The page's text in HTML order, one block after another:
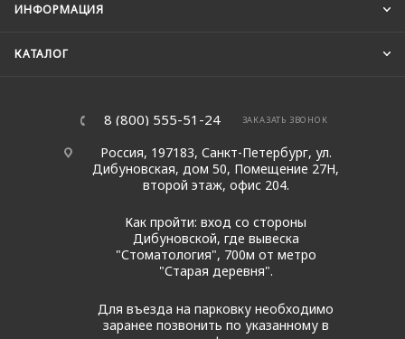
ИНФОРМАЦИЯ
КАТАЛОГ
8 (800) 555-51-24 ЗАКАЗАТЬ ЗВОНОК
Россия, 197183, Санкт-Петербург, ул.
Дибуновская, дом 50, Помещение 27Н,
второй этаж, офис 204.
Как пройти: вход со стороны
Дибуновской, где вывеска
"Стоматология", 700м от метро
"Старая деревня".
Для въезда на парковку необходимо
заранее позвонить по указанному в